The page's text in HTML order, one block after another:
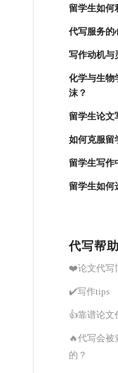
留学生如何
代写服务的
写作动机与
化学与生物
沫？
留学生论文
如何克服留
留学生写作
留学生如何
代写帮
❤️论文代写
✔️写作tips
👍靠谱论文
🔥代写会
的？